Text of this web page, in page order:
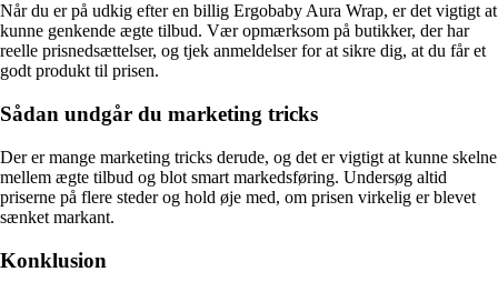
Når du er på udkig efter en billig Ergobaby Aura Wrap, er det vigtigt at
kunne genkende ægte tilbud. Vær opmærksom på butikker, der har
reelle prisnedsættelser, og tjek anmeldelser for at sikre dig, at du får et
godt produkt til prisen.
Sådan undgår du marketing tricks
Der er mange marketing tricks derude, og det er vigtigt at kunne skelne
mellem ægte tilbud og blot smart markedsføring. Undersøg altid
priserne på flere steder og hold øje med, om prisen virkelig er blevet
sænket markant.
Konklusion